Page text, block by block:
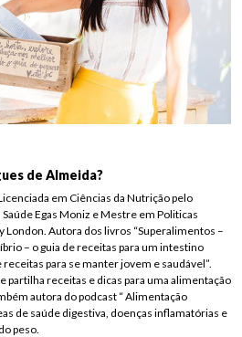
de Almeida?
em Ciências da Nutrição pelo
Egas Moniz e Mestre em Politicas
Autora dos livros “Superalimentos –
– o guia de receitas para um intestino
receitas para se manter jovem e saudável”.
partilha receitas e dicas para uma alimentação
autora do podcast “ Alimentação
de saúde digestiva, doenças inflamatórias e
peso.